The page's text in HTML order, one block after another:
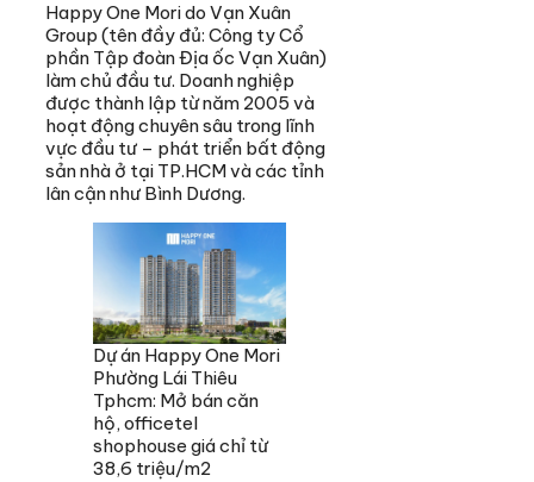
Happy One Mori do Vạn Xuân
Group (tên đầy đủ: Công ty Cổ
phần Tập đoàn Địa ốc Vạn Xuân)
làm chủ đầu tư. Doanh nghiệp
được thành lập từ năm 2005 và
hoạt động chuyên sâu trong lĩnh
vực đầu tư – phát triển bất động
sản nhà ở tại TP.HCM và các tỉnh
lân cận như Bình Dương.
Dự án Happy One Mori
Phường Lái Thiêu
Tphcm: Mở bán căn
hộ, officetel
shophouse giá chỉ từ
38,6 triệu/m2